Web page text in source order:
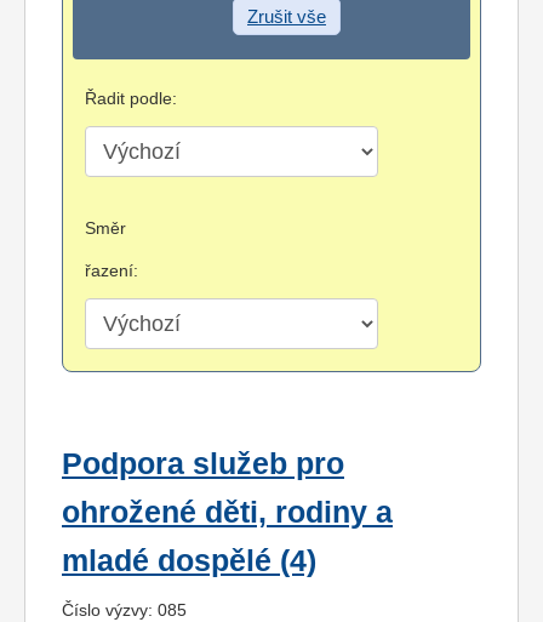
Zrušit vše
Řadit podle:
Směr
řazení:
Podpora služeb pro
ohrožené děti, rodiny a
mladé dospělé (4)
Číslo výzvy: 085